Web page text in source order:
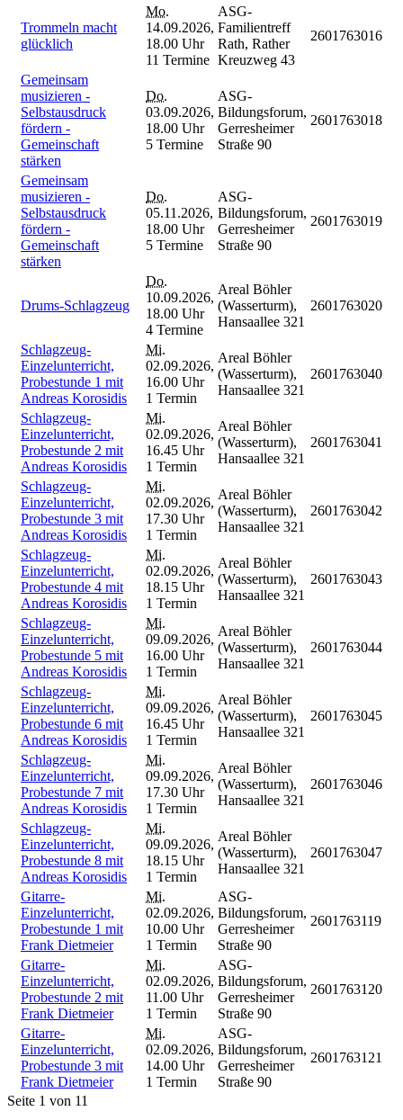
Trommeln macht
glücklich
Mo.
14.09.2026,
18.00 Uhr
11 Termine
ASG-
Familientreff
Rath, Rather
Kreuzweg 43
2601763016
Gemeinsam
musizieren -
Selbstausdruck
fördern -
Gemeinschaft
stärken
Do.
03.09.2026,
18.00 Uhr
5 Termine
ASG-
Bildungsforum,
Gerresheimer
Straße 90
2601763018
Gemeinsam
musizieren -
Selbstausdruck
fördern -
Gemeinschaft
stärken
Do.
05.11.2026,
18.00 Uhr
5 Termine
ASG-
Bildungsforum,
Gerresheimer
Straße 90
2601763019
Drums-Schlagzeug
Do.
10.09.2026,
18.00 Uhr
4 Termine
Areal Böhler
(Wasserturm),
Hansaallee 321
2601763020
Schlagzeug-
Einzelunterricht,
Probestunde 1 mit
Andreas Korosidis
Mi.
02.09.2026,
16.00 Uhr
1 Termin
Areal Böhler
(Wasserturm),
Hansaallee 321
2601763040
Schlagzeug-
Einzelunterricht,
Probestunde 2 mit
Andreas Korosidis
Mi.
02.09.2026,
16.45 Uhr
1 Termin
Areal Böhler
(Wasserturm),
Hansaallee 321
2601763041
Schlagzeug-
Einzelunterricht,
Probestunde 3 mit
Andreas Korosidis
Mi.
02.09.2026,
17.30 Uhr
1 Termin
Areal Böhler
(Wasserturm),
Hansaallee 321
2601763042
Schlagzeug-
Einzelunterricht,
Probestunde 4 mit
Andreas Korosidis
Mi.
02.09.2026,
18.15 Uhr
1 Termin
Areal Böhler
(Wasserturm),
Hansaallee 321
2601763043
Schlagzeug-
Einzelunterricht,
Probestunde 5 mit
Andreas Korosidis
Mi.
09.09.2026,
16.00 Uhr
1 Termin
Areal Böhler
(Wasserturm),
Hansaallee 321
2601763044
Schlagzeug-
Einzelunterricht,
Probestunde 6 mit
Andreas Korosidis
Mi.
09.09.2026,
16.45 Uhr
1 Termin
Areal Böhler
(Wasserturm),
Hansaallee 321
2601763045
Schlagzeug-
Einzelunterricht,
Probestunde 7 mit
Andreas Korosidis
Mi.
09.09.2026,
17.30 Uhr
1 Termin
Areal Böhler
(Wasserturm),
Hansaallee 321
2601763046
Schlagzeug-
Einzelunterricht,
Probestunde 8 mit
Andreas Korosidis
Mi.
09.09.2026,
18.15 Uhr
1 Termin
Areal Böhler
(Wasserturm),
Hansaallee 321
2601763047
Gitarre-
Einzelunterricht,
Probestunde 1 mit
Frank Dietmeier
Mi.
02.09.2026,
10.00 Uhr
1 Termin
ASG-
Bildungsforum,
Gerresheimer
Straße 90
2601763119
Gitarre-
Einzelunterricht,
Probestunde 2 mit
Frank Dietmeier
Mi.
02.09.2026,
11.00 Uhr
1 Termin
ASG-
Bildungsforum,
Gerresheimer
Straße 90
2601763120
Gitarre-
Einzelunterricht,
Probestunde 3 mit
Frank Dietmeier
Mi.
02.09.2026,
14.00 Uhr
1 Termin
ASG-
Bildungsforum,
Gerresheimer
Straße 90
2601763121
Seite 1 von 11